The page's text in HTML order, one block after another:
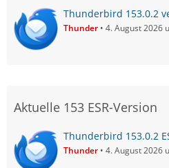
Thunderbird 153.0.2
Thunder 4. August 2026
Aktuelle 153 ESR-Version
Thunderbird 153.0.2
Thunder 4. August 2026